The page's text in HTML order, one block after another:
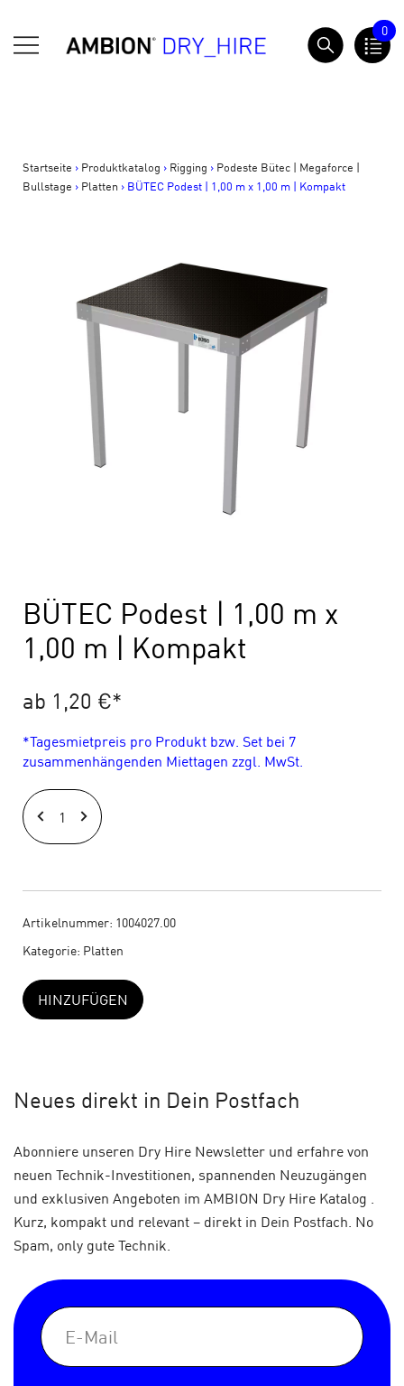
zum
Inhalt
AMBION Dry Hire
0
Startseite > Produktkatalog > Rigging > Podeste Bütec | Megaforce |
Bullstage > Platten > BÜTEC Podest | 1,00 m x 1,00 m | Kompakt
BÜTEC Podest | 1,00 m x
1,00 m | Kompakt
ab 1,20 €*
*Tagesmietpreis pro Produkt bzw. Set bei 7
zusammenhängenden Miettagen zzgl. MwSt.
BÜTEC
Podest
|
m
x
1,00
Artikelnummer: 1004027.00
Kategorie: Platten
HINZUFÜGEN
Neues direkt in Dein Postfach
Abonniere unseren Dry Hire Newsletter und erfahre von
neuen Technik-Investitionen, spannenden Neuzugängen
und exklusiven Angeboten im AMBION Dry Hire Katalog .
Kurz, kompakt und relevant – direkt in Dein Postfach. No
Spam, only gute Technik.